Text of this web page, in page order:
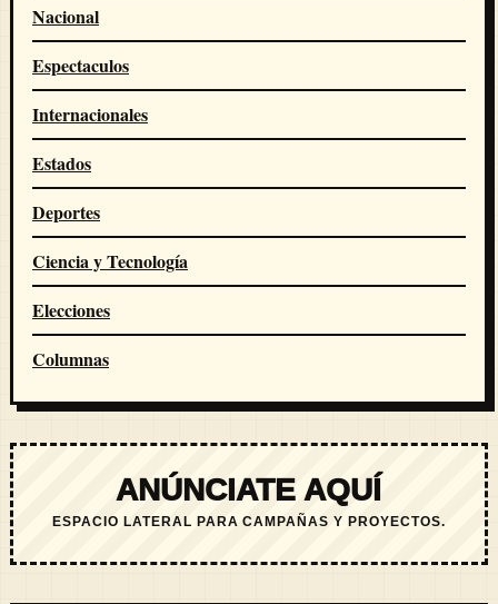
Nacional
Espectaculos
Internacionales
Estados
Deportes
Ciencia y Tecnología
Elecciones
Columnas
ANÚNCIATE AQUÍ
ESPACIO LATERAL PARA CAMPAÑAS Y PROYECTOS.